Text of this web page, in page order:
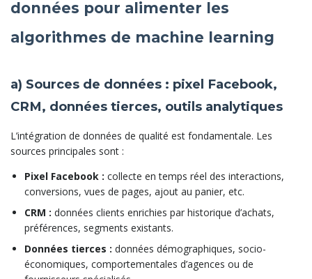
données pour alimenter les
algorithmes de machine learning
a) Sources de données : pixel Facebook,
CRM, données tierces, outils analytiques
L’intégration de données de qualité est fondamentale. Les
sources principales sont :
Pixel Facebook : collecte en temps réel des interactions,
conversions, vues de pages, ajout au panier, etc.
CRM : données clients enrichies par historique d’achats,
préférences, segments existants.
Données tierces : données démographiques, socio-
économiques, comportementales d’agences ou de